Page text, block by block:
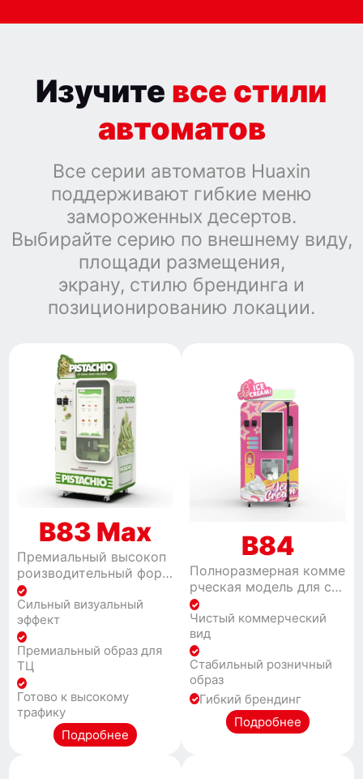
Изучите все стили
автоматов
Все серии автоматов Huaxin
поддерживают гибкие меню
замороженных десертов.
Выбирайте серию по внешнему виду,
площади размещения,
экрану, стилю брендинга и
позиционированию локации.
B83 Max
Премиальный высокоп
роизводительный форм
ат для коммерческих л
окаций с высоким траф
иком
Сильный визуальный
эффект
Премиальный образ для
ТЦ
Готово к высокому
трафику
Подробнее
B84
Полноразмерная комме
рческая модель для ста
бильной работы морож
еного в формате самоо
бслуживания.
Чистый коммерческий
вид
Стабильный розничный
образ
Гибкий брендинг
Подробнее